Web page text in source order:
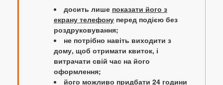
досить лише показати його з
екрану телефону перед подією без
роздруковування;
не потрібно навіть виходити з
дому, щоб отримати квиток, і
витрачати свій час на його
оформлення;
його можливо придбати 24 години